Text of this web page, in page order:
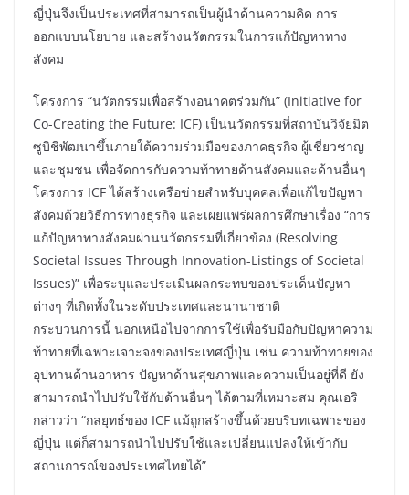
ญี่ปุ่นจึงเป็นประเทศที่สามารถเป็นผู้นำด้านความคิด การ
ออกแบบนโยบาย และสร้างนวัตกรรมในการแก้ปัญหาทาง
สังคม
โครงการ “นวัตกรรมเพื่อสร้างอนาคตร่วมกัน” (Initiative for
Co-Creating the Future: ICF) เป็นนวัตกรรมที่สถาบันวิจัยมิต
ซูบิชิพัฒนาขึ้นภายใต้ความร่วมมือของภาคธุรกิจ ผู้เชี่ยวชาญ
และชุมชน เพื่อจัดการกับความท้าทายด้านสังคมและด้านอื่นๆ
โครงการ ICF ได้สร้างเครือข่ายสำหรับบุคคลเพื่อแก้ไขปัญหา
สังคมด้วยวิธีการทางธุรกิจ และเผยแพร่ผลการศึกษาเรื่อง “การ
แก้ปัญหาทางสังคมผ่านนวัตกรรมที่เกี่ยวข้อง (Resolving
Societal Issues Through Innovation-Listings of Societal
Issues)” เพื่อระบุและประเมินผลกระทบของประเด็นปัญหา
ต่างๆ ที่เกิดทั้งในระดับประเทศและนานาชาติ
กระบวนการนี้ นอกเหนือไปจากการใช้เพื่อรับมือกับปัญหาความ
ท้าทายที่เฉพาะเจาะจงของประเทศญี่ปุ่น เช่น ความท้าทายของ
อุปทานด้านอาหาร ปัญหาด้านสุขภาพและความเป็นอยู่ที่ดี ยัง
สามารถนำไปปรับใช้กับด้านอื่นๆ ได้ตามที่เหมาะสม คุณเอริ
กล่าวว่า “กลยุทธ์ของ ICF แม้ถูกสร้างขึ้นด้วยบริบทเฉพาะของ
ญี่ปุ่น แต่ก็สามารถนำไปปรับใช้และเปลี่ยนแปลงให้เข้ากับ
สถานการณ์ของประเทศไทยได้”